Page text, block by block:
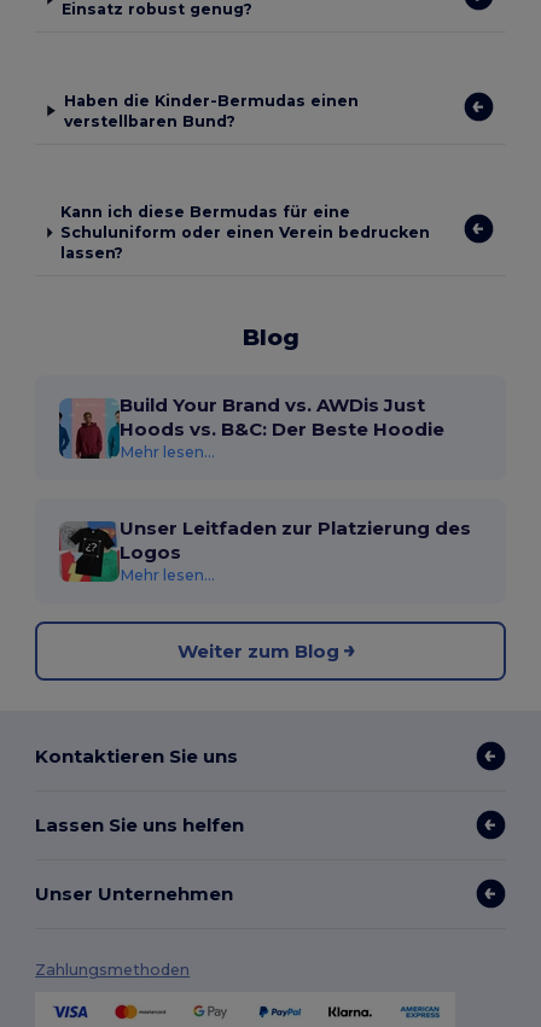
Einsatz robust genug?
Haben die Kinder-Bermudas einen
verstellbaren Bund?
Kann ich diese Bermudas für eine
Schuluniform oder einen Verein bedrucken
lassen?
Blog
Build Your Brand vs. AWDis Just
Hoods vs. B&C: Der Beste Hoodie
Mehr lesen...
Unser Leitfaden zur Platzierung des
Logos
Mehr lesen...
Weiter zum Blog
Kontaktieren Sie uns
Lassen Sie uns helfen
Unser Unternehmen
Zahlungsmethoden